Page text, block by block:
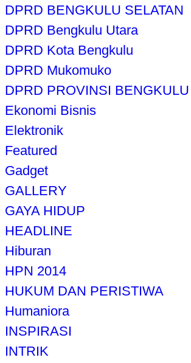
DPRD BENGKULU SELATAN
DPRD Bengkulu Utara
DPRD Kota Bengkulu
DPRD Mukomuko
DPRD PROVINSI BENGKULU
Ekonomi Bisnis
Elektronik
Featured
Gadget
GALLERY
GAYA HIDUP
HEADLINE
Hiburan
HPN 2014
HUKUM DAN PERISTIWA
Humaniora
INSPIRASI
INTRIK